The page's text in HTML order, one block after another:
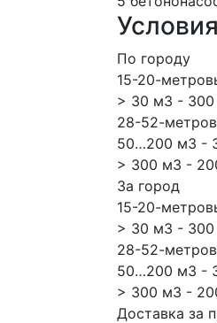
По городу
15-20-
> 30 м3 -
28-52-
50…200 м3 -
> 300 м3 -
За город
15-20-
> 30 м3 -
28-52-
50…200 м3 -
> 300 м3 -
Доставка за